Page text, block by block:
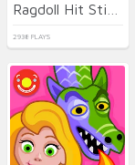
2938 PLAYS